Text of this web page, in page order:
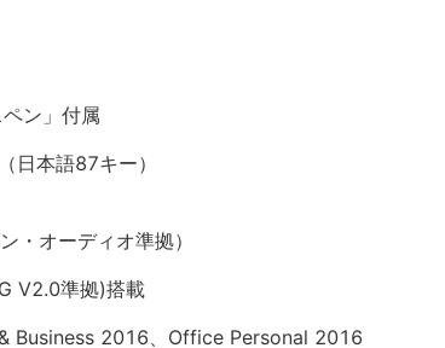
ン」付属
日本語87キー）
・オーディオ準拠）
V2.0準拠)搭載
Business 2016、Office Personal 2016